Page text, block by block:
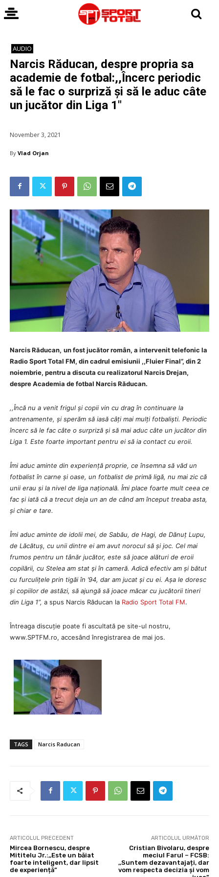
AUDIO
Narcis Răducan, despre propria sa
academie de fotbal:,,Încerc periodic
să le fac o surpriză și să le aduc câte
un jucător din Liga 1″
November 3, 2021
By Vlad Orjan
Narcis Răducan, un fost jucător român, a intervenit telefonic la
Radio Sport Total FM, din cadrul emisiunii ,,Fluier Final”, din 2
noiembrie, pentru a discuta cu realizatorul Narcis Drejan,
despre Academia de fotbal Narcis Răducan.
,,Încă nu a venit frigul și copii vin cu drag în continuare la
antrenamente, și sperăm să iasă câți mai mulți fotbaliști. Periodic
încerc să le fac câte o surpriză și să mai aduc câte un jucător din
Liga 1. Este foarte important pentru ei să ia contact cu eroii.
Îmi aduc aminte din experiență proprie, ce însemna să văd un
fotbalist în carne și oase, un fotbalist de primă ligă, nu mai zic că
unii erau și la nivel de liga națională. Îmi place foarte mult ceea ce
fac și iată că a trecut deja un an de când am început treaba asta,
și chiar e tare.
Îmi aduc aminte de idolii mei, de Sabău, de Hagi, de Dănuț Lupu,
de Lăcătuș, cu unii dintre ei am avut norocul să și joc. Cel mai
frumos pentru un tânăr jucător, este să joace alături de eroii
copilării, cu Stelea am stat și în cameră. Adică efectiv am și bătut
cu furculițele prin tigăi în ’94, dar am jucat și cu ei. Așa le doresc
și copiilor de astăzi, să ajungă să joace măcar cu jucătorii tineri
din Liga 1”, a spus Narcis Răducan la Radio Sport Total FM.
Întreaga discuție poate fi ascultată pe site-ul nostru,
www.SPTFM.ro, accesând înregistrarea de mai jos.
TAGS Narcis Raducan
ARTICOLUL PRECEDENT
Mircea Bornescu, despre
Mititelu Jr.:,,Este un băiat
foarte inteligent, dar lipsit
de experiență”
ARTICOLUL URMĂTOR
Cristian Bivolaru, despre
meciul Farul – FCSB:
,,Suntem dezavantajați, dar
vom respecta decizia și vom